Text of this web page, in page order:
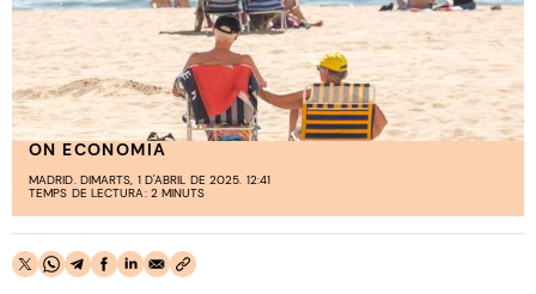
ON ECONOMIA
MADRID. DIMARTS, 1 D'ABRIL DE 2025. 12:41
TEMPS DE LECTURA: 2 MINUTS